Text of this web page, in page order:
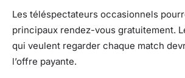
Les téléspectateurs occasionnels
principaux rendez-vous gratuitement.
qui veulent regarder chaque match
l’offre payante.